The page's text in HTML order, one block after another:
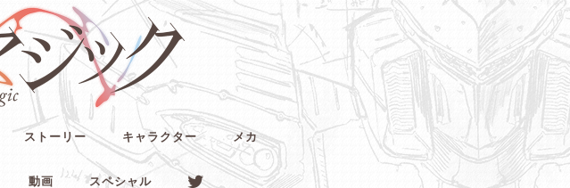
ストーリー キャラクター メカ
動画 スペシャル